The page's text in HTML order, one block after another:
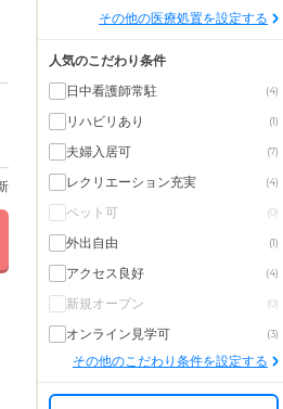
その他の医療処置を設定する
人気のこだわり条件
日中看護師常駐
(4)
リハビリあり (1)
夫婦入居可 (7)
レクリエーション充実 (4)
ペット可 (0)
外出自由 (1)
アクセス良好 (4)
新規オープン (0)
オンライン見学可 (3)
その他のこだわり条件を設定する